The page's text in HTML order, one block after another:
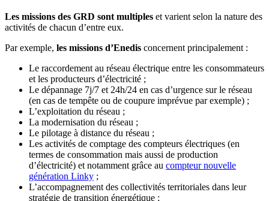
Les missions des GRD sont multiples et varient selon la nature des
activités de chacun d’entre eux.
Par exemple, les missions d’Enedis concernent principalement :
Le raccordement au réseau électrique entre les consommateurs
et les producteurs d’électricité ;
Le dépannage 7j/7 et 24h/24 en cas d’urgence sur le réseau
(en cas de tempête ou de coupure imprévue par exemple) ;
L’exploitation du réseau ;
La modernisation du réseau ;
Le pilotage à distance du réseau ;
Les activités de comptage des compteurs électriques (en
termes de consommation mais aussi de production
d’électricité) et notamment grâce au compteur nouvelle
génération Linky ;
L’accompagnement des collectivités territoriales dans leur
stratégie de transition énergétique ;